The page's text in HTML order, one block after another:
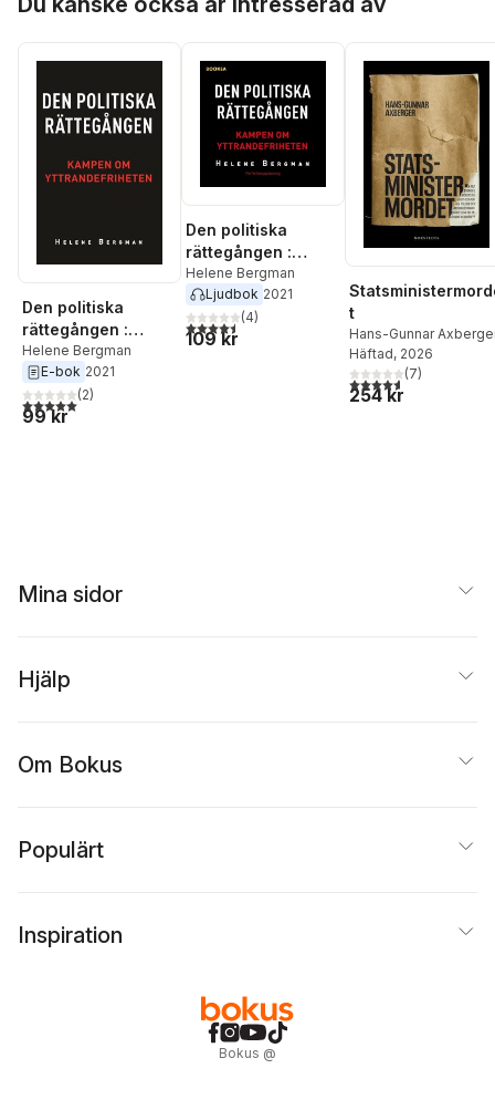
Den politiska
rättegången :
kampen om
yttrandefriheten
Helene Bergman
E-bok 2021
5,0utav 5 stjärnor. Totalt antal röster:
(2)
99 kr
Den politiska
rättegången :
kampen om
yttrandefriheten
Helene Bergman
Ljudbok 2021
4,5utav 5 stjärnor. Totalt antal röster:
(4)
109 kr
t
Hans-Gunnar
Häftad, 2026
4,6utav 5 stjärnor.
(7)
254 kr
Mina sidor
Hjälp
Om Bokus
Populärt
Inspiration
Bokus @